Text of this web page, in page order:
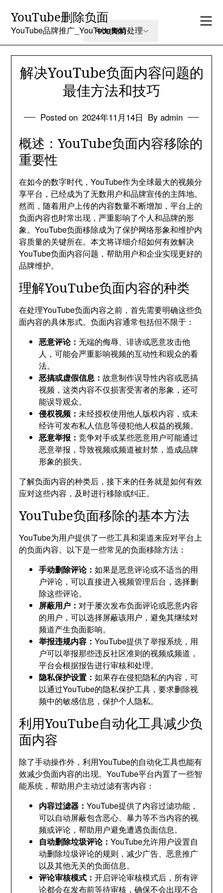
content
YouTube删除负面
YouTube品牌推广_YouTube舆情处理
解决YouTube负面内容问题的
最佳方法和技巧
Posted on 2024年11月14日 By admin
概述：YouTube负面内容移除的
重要性
在如今的数字时代，YouTube作为全球最大的视频分
享平台，已经成为了无数用户和品牌宣传的主阵地。
然而，随着用户上传的内容数量不断增加，平台上的
负面内容也时常出现，严重影响了个人和品牌的形
象。YouTube负面移除成为了保护网络形象和维护内
容质量的关键所在。本文将详细介绍如何有效解决
YouTube负面内容问题，帮助用户和企业实现更好的
品牌维护。
理解YouTube负面内容的种类
在处理YouTube负面内容之前，首先需要明确这些负
面内容的具体形式。负面内容通常包括但不限于：
恶意评论：无端的侮辱、诽谤或恶意攻击他
人，可能会严重影响视频的互动性和观众的看
法。
恶搞或虚假信息：故意制作误导性内容或恶搞
视频，这类内容不仅损害受害者的形象，还可
能误导观众。
侵权视频：未经授权使用他人版权内容，或未
经许可发布私人信息等侵犯他人权益的视频。
恶意举报：竞争对手或某些恶意用户可能通过
恶意举报，导致视频或频道被封禁，造成品牌
形象的损失。
了解负面内容的种类后，接下来的任务就是如何有效
应对这些内容，及时进行移除或纠正。
YouTube负面移除的基本方法
YouTube为用户提供了一些工具和渠道来应对平台上
的负面内容。以下是一些常见的负面移除方法：
手动删除评论：如果是恶意评论或不适当的用
户评论，可以直接进入视频管理后台，选择删
除这些评论。
屏蔽用户：对于屡次发布负面评论或恶意内容
的用户，可以选择屏蔽该用户，避免其继续对
频道产生负面影响。
举报违规内容：YouTube提供了举报系统，用
户可以举报那些违反社区准则的视频或频道，
平台会根据报告进行审核和处理。
隐私保护设置：如果存在侵犯隐私的内容，可
以通过YouTube的隐私保护工具，要求删除视
频中的敏感信息，保护个人隐私。
利用YouTube自动化工具减少负
面内容
除了手动操作外，利用YouTube的自动化工具也能有
效减少负面内容的出现。YouTube平台内置了一些智
能系统，帮助用户主动过滤有害内容：
内容过滤器：YouTube提供了内容过滤功能，
可以自动屏蔽包含恶心、暴力等不当内容的视
频或评论，帮助用户避免遭遇负面信息。
自动删除垃圾评论：YouTube允许用户设置自
动删除垃圾评论的规则，减少广告、恶意推广
以及其他无关的负面信息。
评论审核模式：开启评论审核模式后，所有评
论都会在发布前等待审核，确保不会出现不合